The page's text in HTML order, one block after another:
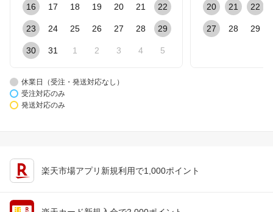
16 17 18 19 20 21 22
23 24 25 26 27 28 29
30 31 1 2 3 4 5
20 21 22
27 28 29
休業日（受注・発送対応なし）
受注対応のみ
発送対応のみ
楽天市場アプリ新規利用で1,000ポイント